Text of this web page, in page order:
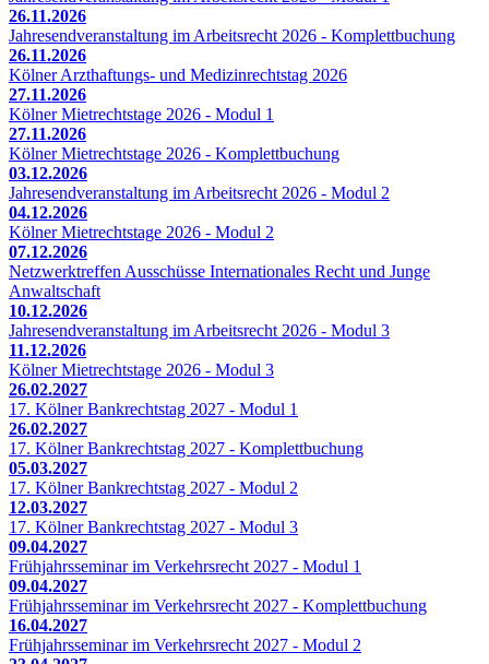
26.11.2026
Jahresendveranstaltung im Arbeitsrecht 2026 - Komplettbuchung
26.11.2026
Kölner Arzthaftungs- und Medizinrechtstag 2026
27.11.2026
Kölner Mietrechtstage 2026 - Modul 1
27.11.2026
Kölner Mietrechtstage 2026 - Komplettbuchung
03.12.2026
Jahresendveranstaltung im Arbeitsrecht 2026 - Modul 2
04.12.2026
Kölner Mietrechtstage 2026 - Modul 2
07.12.2026
Netzwerktreffen Ausschüsse Internationales Recht und Junge
Anwaltschaft
10.12.2026
Jahresendveranstaltung im Arbeitsrecht 2026 - Modul 3
11.12.2026
Kölner Mietrechtstage 2026 - Modul 3
26.02.2027
17. Kölner Bankrechtstag 2027 - Modul 1
26.02.2027
17. Kölner Bankrechtstag 2027 - Komplettbuchung
05.03.2027
17. Kölner Bankrechtstag 2027 - Modul 2
12.03.2027
17. Kölner Bankrechtstag 2027 - Modul 3
09.04.2027
Frühjahrsseminar im Verkehrsrecht 2027 - Modul 1
09.04.2027
Frühjahrsseminar im Verkehrsrecht 2027 - Komplettbuchung
16.04.2027
Frühjahrsseminar im Verkehrsrecht 2027 - Modul 2